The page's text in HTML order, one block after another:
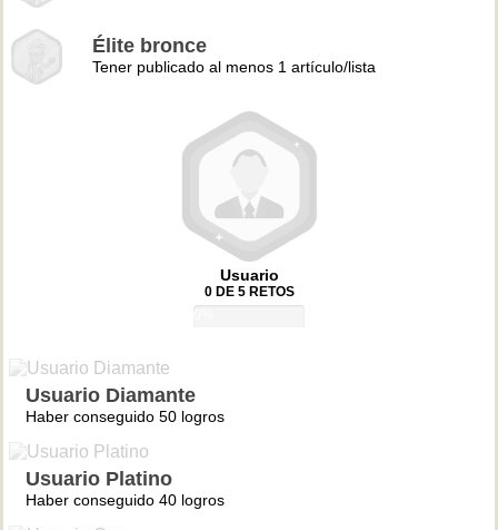
Élite bronce
Tener publicado al menos 1 artículo/lista
Usuario
0 DE 5 RETOS
Usuario Diamante
Haber conseguido 50 logros
Usuario Platino
Haber conseguido 40 logros